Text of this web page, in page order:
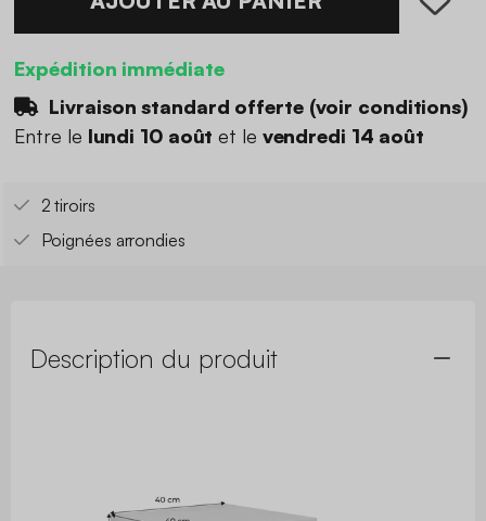
Expédition immédiate
Livraison standard offerte (voir conditions)
Entre le lundi 10 août et le vendredi 14 août
2 tiroirs
Poignées arrondies
Description du produit